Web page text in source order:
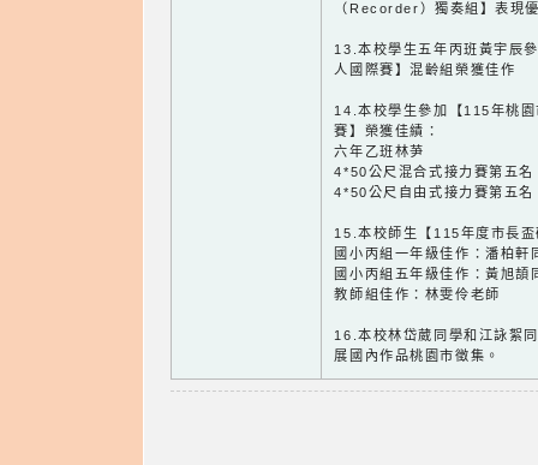
（Recorder）獨奏組】表現
13.本校學生五年丙班黃宇辰
人國際賽】混齡組榮獲佳作
14.本校學生參加【115年桃
賽】榮獲佳績：
六年乙班林芛
4*50公尺混合式接力賽第五名
4*50公尺自由式接力賽第五名
15.本校師生【115年度市長
國小丙組一年級佳作：潘柏軒
國小丙組五年級佳作：黃旭頡
教師組佳作：林雯伶老師
16.本校林岱葳同學和江詠絮
展國內作品桃園市徵集。